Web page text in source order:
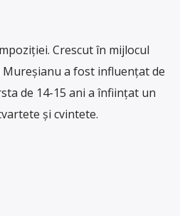
Crescut în mijlocul
a fost influențat de
de 14-15 ani a înființat un
și cvintete.